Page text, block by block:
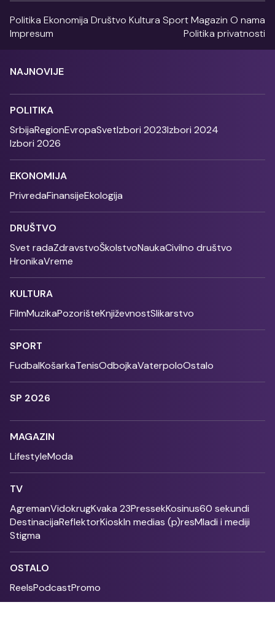
Politika Ekonomija Društvo Kultura SportMagazin O nama
Impresum
Politika privatnosti
NAJNOVIJE
POLITIKA
SrbijaRegionEvropaSvetIzbori 2023Izbori 2024
Izbori 2026
EKONOMIJA
PrivredaFinansijeEkologija
DRUŠTVO
Svet radaZdravstvoŠkolstvoNaukaCivilno društvo
HronikaVreme
KULTURA
FilmMuzikaPozorišteKnjiževnostSlikarstvo
SPORT
FudbalKošarkaTenisOdbojkaVaterpoloOstalo
SP 2026
MAGAZIN
LifestyleModa
TV
AgremanVidokrugKvaka 23PressekKosinus60 sekundi
DestinacijaReflektorKioskIn medias (p)resMladi i mediji
Stigma
OSTALO
ReelsPodcastPromo